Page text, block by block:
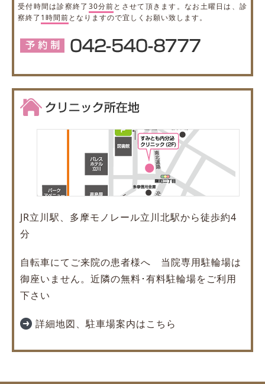
受付時間は診察終了 30分前とさせて頂きます。なお土曜日は、診
察終了 1時間前となりますので宜しくお願い致します。
JR立川駅、多摩モノレール立川北駅から徒歩約4
分
自転車にてご来院の患者様へ 当院専用駐輪場は
御座いません。近隣の無料･有料駐輪場をご利用
下さい
詳細地図、駐車場案内はこちら